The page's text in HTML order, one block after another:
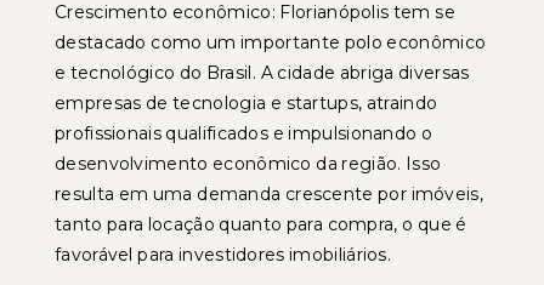
Crescimento econômico: Florianópolis tem se
destacado como um importante polo econômico
e tecnológico do Brasil. A cidade abriga diversas
empresas de tecnologia e startups, atraindo
profissionais qualificados e impulsionando o
desenvolvimento econômico da região. Isso
resulta em uma demanda crescente por imóveis,
tanto para locação quanto para compra, o que é
favorável para investidores imobiliários.